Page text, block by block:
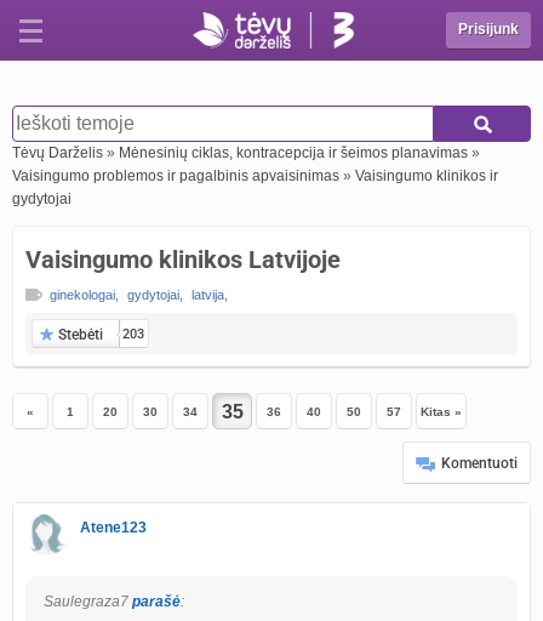
Prisijunk
Tėvų Darželis » Mėnesinių ciklas, kontracepcija ir šeimos planavimas »
Vaisingumo problemos ir pagalbinis apvaisinimas » Vaisingumo klinikos ir
gydytojai
Vaisingumo klinikos Latvijoje
ginekologai gydytojai latvija
Stebėti 203
« 1 20 30 34 36 40 50 57 Kitas »
Komentuoti
Atene123
Saulegraza7 parašė: